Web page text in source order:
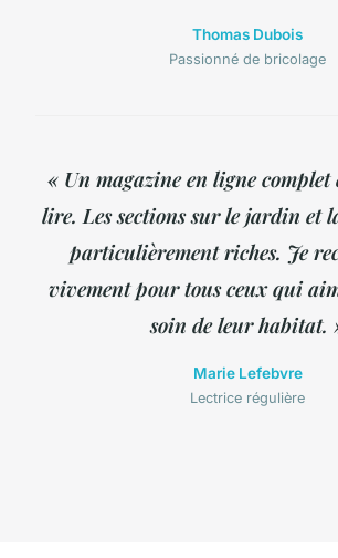
Thomas Dubois
Passionné de bricolage
« Un magazine en ligne complet
lire. Les sections sur le jardin et
particulièrement riches. Je
vivement pour tous ceux qui
soin de leur habitat.
Marie Lefebvre
Lectrice régulière